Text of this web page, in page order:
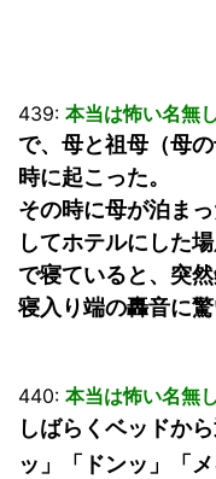
439: 本当は怖い名無し
で、母と祖母（母
時に起こった。
その時に母が泊ま
してホテルにした
で寝ていると、突
寝入り端の轟音に
440: 本当は怖い名無し
しばらくベッドか
ッ」「ドンッ」「